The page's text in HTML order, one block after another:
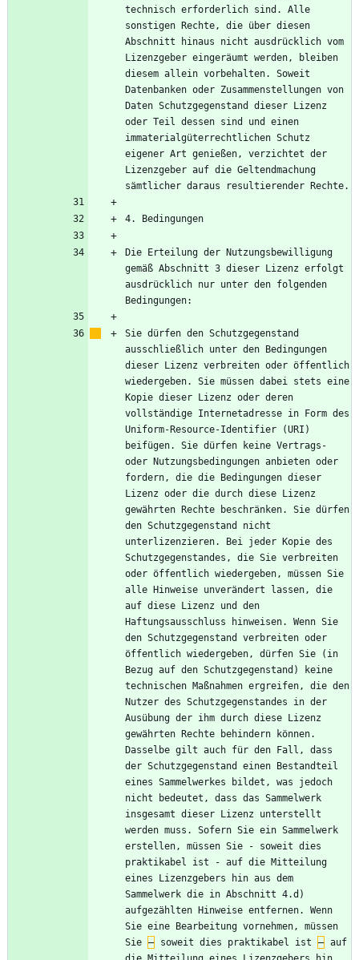
technisch erforderlich sind. Alle
sonstigen Rechte, die über diesen
Abschnitt hinaus nicht ausdrücklich vom
Lizenzgeber eingeräumt werden, bleiben
diesem allein vorbehalten. Soweit
Datenbanken oder Zusammenstellungen von
Daten Schutzgegenstand dieser Lizenz
oder Teil dessen sind und einen
immaterialgüterrechtlichen Schutz
eigener Art genießen, verzichtet der
Lizenzgeber auf die Geltendmachung
Die Erteilung der Nutzungsbewilligung
gemäß Abschnitt 3 dieser Lizenz erfolgt
ausdrücklich nur unter den folgenden
Sie dürfen den Schutzgegenstand
ausschließlich unter den Bedingungen
dieser Lizenz verbreiten oder öffentlich
wiedergeben. Sie müssen dabei stets eine
Kopie dieser Lizenz oder deren
vollständige Internetadresse in Form des
Uniform-Resource-Identifier (URI)
beifügen. Sie dürfen keine Vertrags-
oder Nutzungsbedingungen anbieten oder
fordern, die die Bedingungen dieser
Lizenz oder die durch diese Lizenz
gewährten Rechte beschränken. Sie dürfen
den Schutzgegenstand nicht
unterlizenzieren. Bei jeder Kopie des
Schutzgegenstandes, die Sie verbreiten
oder öffentlich wiedergeben, müssen Sie
alle Hinweise unverändert lassen, die
auf diese Lizenz und den
Haftungsausschluss hinweisen. Wenn Sie
den Schutzgegenstand verbreiten oder
öffentlich wiedergeben, dürfen Sie (in
Bezug auf den Schutzgegenstand) keine
technischen Maßnahmen ergreifen, die den
Nutzer des Schutzgegenstandes in der
Ausübung der ihm durch diese Lizenz
gewährten Rechte behindern können.
Dasselbe gilt auch für den Fall, dass
der Schutzgegenstand einen Bestandteil
eines Sammelwerkes bildet, was jedoch
nicht bedeutet, dass das Sammelwerk
insgesamt dieser Lizenz unterstellt
werden muss. Sofern Sie ein Sammelwerk
erstellen, müssen Sie - soweit dies
praktikabel ist - auf die Mitteilung
eines Lizenzgebers hin aus dem
Sammelwerk die in Abschnitt 4.d)
aufgezählten Hinweise entfernen. Wenn
Sie eine Bearbeitung vornehmen, müssen
Sie – soweit dies praktikabel ist – auf